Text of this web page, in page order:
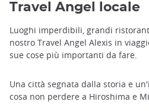
Travel Angel locale
Luoghi imperdibili, grandi
nostro Travel Angel Alexis in
sue cose più importanti da fare.
Una città segnata dalla storia e
cosa non perdere a Hiroshima e